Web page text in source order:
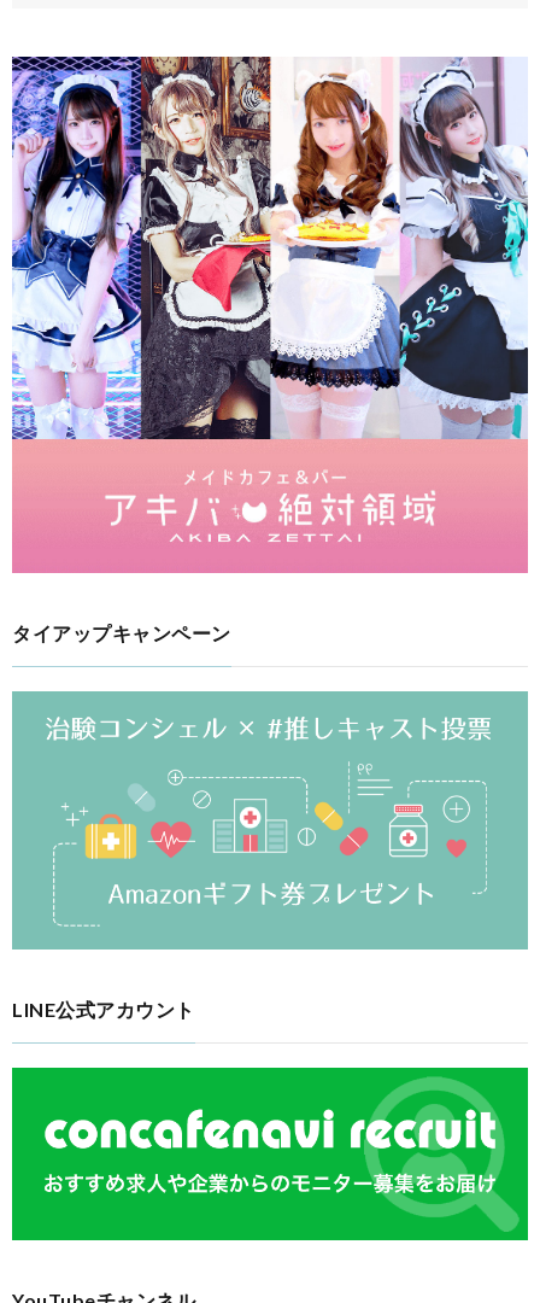
タイアップキャンペーン
LINE公式アカウント